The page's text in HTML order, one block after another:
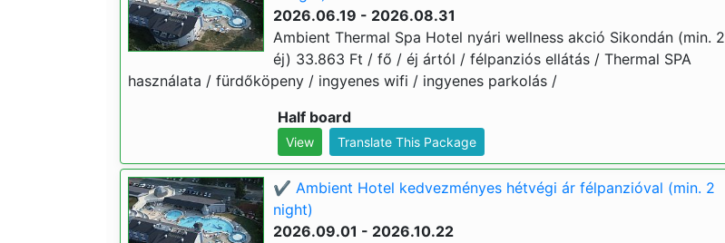
2026.06.19 - 2026.08.31
Ambient Thermal Spa Hotel nyári wellness akció Sikondán (min. 2
éj) 33.863 Ft / fő / éj ártól / félpanziós ellátás / Thermal SPA
használata / fürdőköpeny / ingyenes wifi / ingyenes parkolás /
Half board
View Translate This Package
✔️ Ambient Hotel kedvezményes hétvégi ár félpanzióval (min. 2
night)
2026.09.01 - 2026.10.22